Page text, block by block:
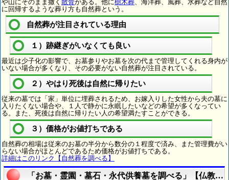
や山にそのまま撒く 散骨がある。他に樹木葬 、海洋葬、風葬、水葬など自然
に回帰するような葬り方も自然葬という。
自然葬が注目されている理由
１）跡継ぎがいなくても良い
最近は少子化の影響で、お墓参りやお墓を次の代まで管理してくれる身内が
いない場合が多くなり、その必要がない自然葬が注目されている。
２）やはり死後は自然に帰りたい
従来の墓では「家」単位に埋葬されるため、お嫁入りした女性から夫の墓に
入りたくない場合や、１人で静かに永眠したいなどの希望が多くなってい
る。また、死後は自然に帰りたい人の希望満たすことができる。
３）価格がお値打ちである
自然葬の相場は従来のお墓の半分から数分の１程度で済み、また管理費がい
らない場合がほとんどであるため価格がお値打ちである。
詳細はこのリンク【自然葬を調べる】
「お墓・霊園・墓石・永代供養墓を調べる」【仏教用